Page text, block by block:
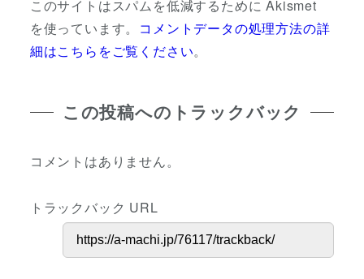
このサイトはスパムを低減するために Akismet
を使っています。 コメントデータの処理方法の詳
細はこちらをご覧ください。
この投稿へのトラックバック
コメントはありません。
トラックバック URL